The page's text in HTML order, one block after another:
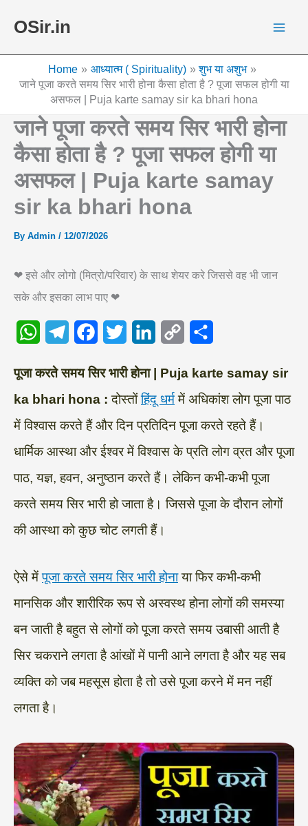
OSir.in
Home आध्यात्म ( Spirituality)
शुभ या अशुभ
जाने पूजा करते समय सिर भारी होना कैसा होता है ? पूजा सफल होगी या
असफल | Puja karte samay sir ka bhari hona
जाने पूजा करते समय सिर भारी होना
कैसा होता है ? पूजा सफल होगी या
असफल | Puja karte samay
sir ka bhari hona
By Admin / 12/07/2026
❤ इसे और लोगो (मित्रो/परिवार) के साथ शेयर करे जिससे वह भी जान
सके और इसका लाभ पाए ❤
h
a
t
s
A
e
l
e
g
r
a
c
e
b
o
w
i
t
t
e
r
i
n
k
e
d
o
p
y
L
n
h
a
r
e
पूजा करते समय सिर भारी होना | Puja karte samay sir
ka bhari hona :दोस्तोंहिंदू धर्ममें अधिकांश लोग पूजा पाठ
में विश्वास करते हैं और दिन प्रतिदिन पूजा करते रहते हैं।
धार्मिक आस्था और ईश्वर में विश्वास के प्रति लोग व्रत और पूजा
पाठ, यज्ञ, हवन, अनुष्ठान करते हैं। लेकिन कभी-कभी पूजा
करते समय सिर भारी हो जाता है। जिससे पूजा के दौरान लोगों
की आस्था को कुछ चोट लगती हैं।
ऐसे मेंपूजा करते समय सिर भारी होनाया फिर कभी-कभी
मानसिक और शारीरिक रूप से अस्वस्थ होना लोगों की समस्या
बन जाती है बहुत से लोगों को पूजा करते समय उबासी आती है
सिर चकराने लगता है आंखों में पानी आने लगता है और यह सब
व्यक्ति को जब महसूस होता है तो उसे पूजा करने में मन नहीं
लगता है।